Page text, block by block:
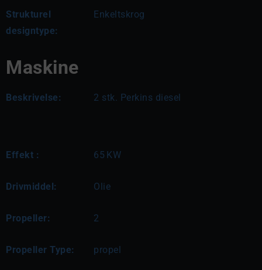
Strukturel
designtype:
Enkeltskrog
Maskine
Beskrivelse: 2 stk. Perkins diesel
Effekt : 65 KW
Drivmiddel: Olie
Propeller: 2
Propeller Type: propel